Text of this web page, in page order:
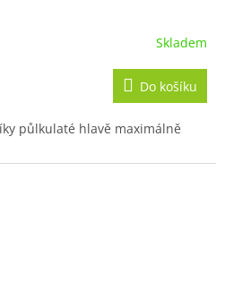
Skladem
Do košíku
půlkulaté hlavě maximálně